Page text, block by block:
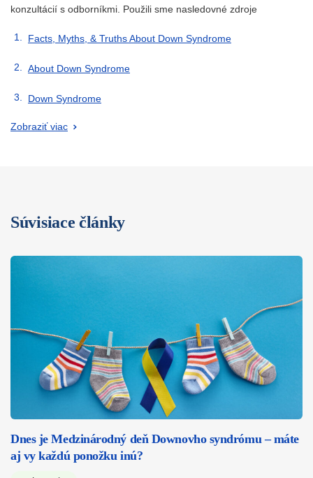
konzultácií s odborníkmi. Použili sme nasledovné zdroje
Facts, Myths, & Truths About Down Syndrome
About Down Syndrome
Down Syndrome
Zobraziť viac
Súvisiace články
Dnes je Medzinárodný deň Downovho syndrómu – máte
aj vy každú ponožku inú?